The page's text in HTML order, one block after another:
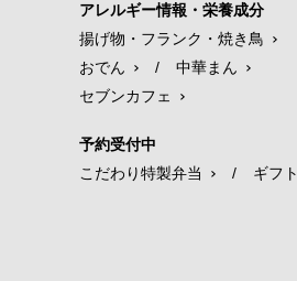
アレルギー情報・栄養成分
揚げ物・フランク・焼き鳥
おでん
/
中華まん
セブンカフェ
予約受付中
こだわり特製弁当
/ ギフト